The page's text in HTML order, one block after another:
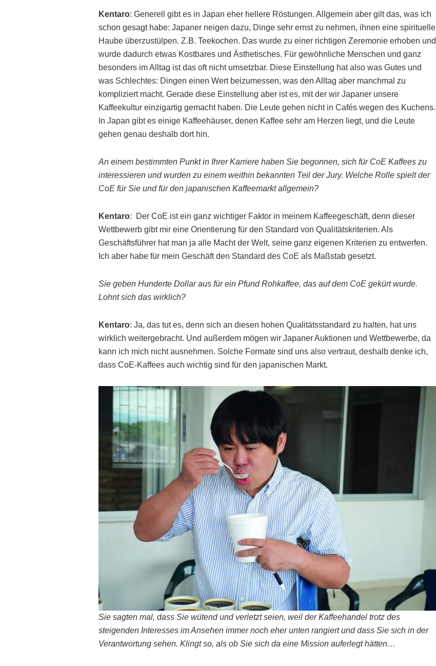
Kentaro: Generell gibt es in Japan eher hellere Röstungen. Allgemein aber gilt das, was ich
schon gesagt habe: Japaner neigen dazu, Dinge sehr ernst zu nehmen, ihnen eine spirituelle
Haube überzustülpen. Z.B. Teekochen. Das wurde zu einer richtigen Zeremonie erhoben und
wurde dadurch etwas Kostbares und Ästhetisches. Für gewöhnliche Menschen und ganz
besonders im Alltag ist das oft nicht umsetzbar. Diese Einstellung hat also was Gutes und
was Schlechtes: Dingen einen Wert beizumessen, was den Alltag aber manchmal zu
kompliziert macht. Gerade diese Einstellung aber ist es, mit der wir Japaner unsere
Kaffeekultur einzigartig gemacht haben. Die Leute gehen nicht in Cafés wegen des Kuchens.
In Japan gibt es einige Kaffeehäuser, denen Kaffee sehr am Herzen liegt, und die Leute
gehen genau deshalb dort hin.
An einem bestimmten Punkt in Ihrer Karriere haben Sie begonnen, sich für CoE Kaffees zu
interessieren und wurden zu einem weithin bekannten Teil der Jury. Welche Rolle spielt der
CoE für Sie und für den japanischen Kaffeemarkt allgemein?
Kentaro: Der CoE ist ein ganz wichtiger Faktor in meinem Kaffeegeschäft, denn dieser
Wettbewerb gibt mir eine Orientierung für den Standard von Qualitätskriterien. Als
Geschäftsführer hat man ja alle Macht der Welt, seine ganz eigenen Kriterien zu entwerfen.
Ich aber habe für mein Geschäft den Standard des CoE als Maßstab gesetzt.
Sie geben Hunderte Dollar aus für ein Pfund Rohkaffee, das auf dem CoE gekürt wurde.
Lohnt sich das wirklich?
Kentaro: Ja, das tut es, denn sich an diesen hohen Qualitätsstandard zu halten, hat uns
wirklich weitergebracht. Und außerdem mögen wir Japaner Auktionen und Wettbewerbe, da
kann ich mich nicht ausnehmen. Solche Formate sind uns also vertraut, deshalb denke ich,
dass CoE-Kaffees auch wichtig sind für den japanischen Markt.
Sie sagten mal, dass Sie wütend und verletzt seien, weil der Kaffeehandel trotz des
steigenden Interesses im Ansehen immer noch eher unten rangiert und dass Sie sich in der
Verantwortung sehen. Klingt so, als ob Sie sich da eine Mission auferlegt hätten…